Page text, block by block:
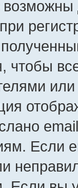
возможны
чтобы
Если